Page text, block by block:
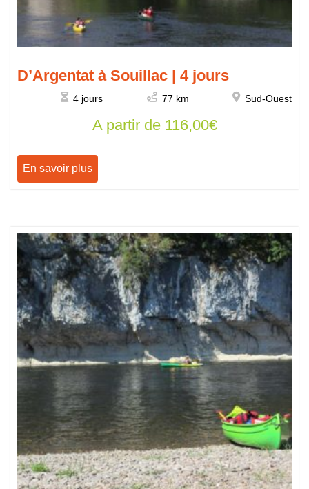
D’Argentat à Souillac | 4 jours
4 jours 77 km Sud-Ouest
A partir de 116,00€
En savoir plus